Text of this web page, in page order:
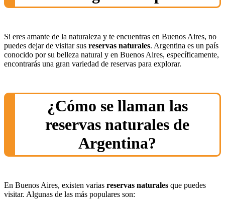
Si eres amante de la naturaleza y te encuentras en Buenos Aires, no
puedes dejar de visitar sus reservas naturales. Argentina es un país
conocido por su belleza natural y en Buenos Aires, específicamente,
encontrarás una gran variedad de reservas para explorar.
¿Cómo se llaman las
reservas naturales de
Argentina?
En Buenos Aires, existen varias reservas naturales que puedes
visitar. Algunas de las más populares son: